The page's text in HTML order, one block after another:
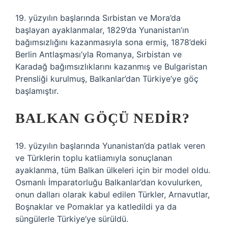
19. yüzyılın başlarında Sırbistan ve Mora’da
başlayan ayaklanmalar, 1829’da Yunanistan’ın
bağımsızlığını kazanmasıyla sona ermiş, 1878’deki
Berlin Antlaşması’yla Romanya, Sırbistan ve
Karadağ bağımsızlıklarını kazanmış ve Bulgaristan
Prensliği kurulmuş, Balkanlar’dan Türkiye’ye göç
başlamıştır.
BALKAN GÖÇÜ NEDIR?
19. yüzyılın başlarında Yunanistan’da patlak veren
ve Türklerin toplu katliamıyla sonuçlanan
ayaklanma, tüm Balkan ülkeleri için bir model oldu.
Osmanlı İmparatorluğu Balkanlar’dan kovulurken,
onun dalları olarak kabul edilen Türkler, Arnavutlar,
Boşnaklar ve Pomaklar ya katledildi ya da
süngülerle Türkiye’ye sürüldü.